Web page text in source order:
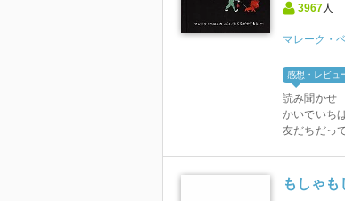
3967人
マレーク・
感想・レビュ
読み聞かせ
かいでいち
友だちだっ
もしゃ